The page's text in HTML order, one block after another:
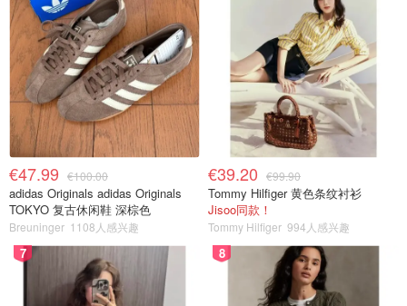
€47.99 €100.00
adidas Originals adidas Originals
TOKYO 复古休闲鞋 深棕色
Breuninger 1108人感兴趣
€39.20 €99.90
Tommy Hilfiger 黄色条纹衬衫
Jisoo同款！
Tommy Hilfiger 994人感兴趣
7 8